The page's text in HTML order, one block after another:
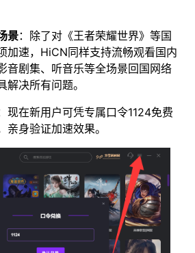
景：除了对《王者荣耀世界》等国
加速，HiCN同样支持流畅观看国内
音剧集、听音乐等全场景回国网络
解决所有问题。
现在新用户可凭专属口令1124免费
亲身验证加速效果。